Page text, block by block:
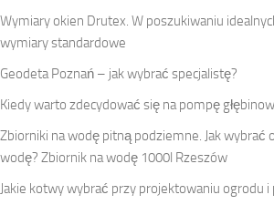
Wymiary okien Drutex. W poszukiwaniu
wymiary standardowe
Geodeta Poznań – jak wybrać specjalistę?
Kiedy warto zdecydować się na pompę
Zbiorniki na wodę pitną podziemne. Jak wybrać
wodę? Zbiornik na wodę 1000l Rzeszów
Jakie kotwy wybrać przy projektowaniu ogrodu i